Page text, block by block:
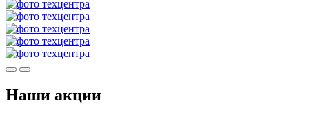
Наши акции